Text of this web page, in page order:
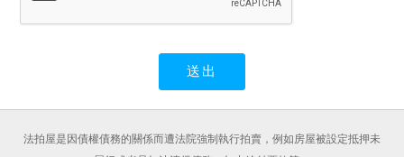
法拍屋是因債權債務的關係而遭法院強制執行拍賣，例如房屋被設定抵押未